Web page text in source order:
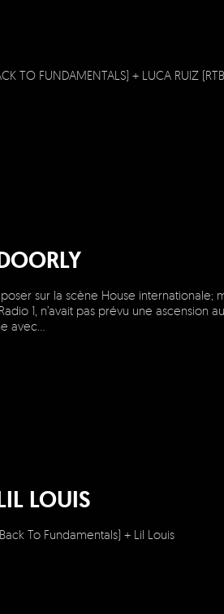
FUNDAMENTALS) + LUCA RUIZ
sur la scène House internationale;
1, n’avait pas prévu une ascension
avec…
LOUIS
To Fundamentals) + Lil Louis